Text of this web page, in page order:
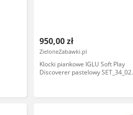
950,00 zł
ZieloneZabawki.pl
Klocki piankowe IGLU Soft Play
Discoverer pastelowy SET_34_02